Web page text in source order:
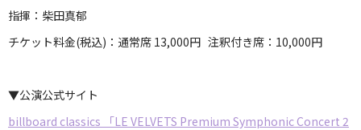
指揮：柴田真郁
チケット料金(税込)：通常席 13,000円 注釈付き席：10,000円
▼公演公式サイト
billboard classics 「LE VELVETS Premium Symphonic Concert 2